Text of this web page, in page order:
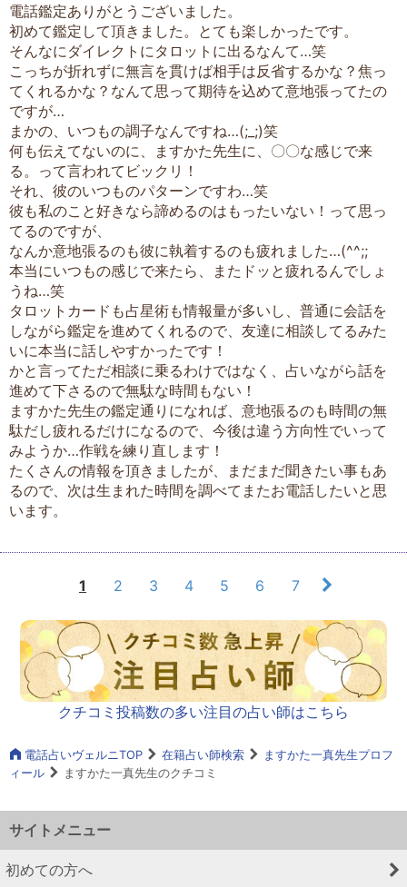
電話鑑定ありがとうございました。
初めて鑑定して頂きました。とても楽しかったです。
そんなにダイレクトにタロットに出るなんて…笑
こっちが折れずに無言を貫けば相手は反省するかな？焦っ
てくれるかな？なんて思って期待を込めて意地張ってたの
ですが…
まかの、いつもの調子なんですね…(;_;)笑
何も伝えてないのに、ますかた先生に、〇〇な感じで来
る。って言われてビックリ！
それ、彼のいつものパターンですわ…笑
彼も私のこと好きなら諦めるのはもったいない！って思っ
てるのですが、
なんか意地張るのも彼に執着するのも疲れました…(^^;;
本当にいつもの感じで来たら、またドッと疲れるんでしょ
うね…笑
タロットカードも占星術も情報量が多いし、普通に会話を
しながら鑑定を進めてくれるので、友達に相談してるみた
いに本当に話しやすかったです！
かと言ってただ相談に乗るわけではなく、占いながら話を
進めて下さるので無駄な時間もない！
ますかた先生の鑑定通りになれば、意地張るのも時間の無
駄だし疲れるだけになるので、今後は違う方向性でいって
みようか…作戦を練り直します！
たくさんの情報を頂きましたが、まだまだ聞きたい事もあ
るので、次は生まれた時間を調べてまたお電話したいと思
います。
1 2 3 4 5 6 7
クチコミ投稿数の多い注目の占い師はこちら
電話占いヴェルニTOP 在籍占い師検索
ますかた一真先生プロフ
ィール
ますかた一真先生のクチコミ
サイトメニュー
初めての方へ